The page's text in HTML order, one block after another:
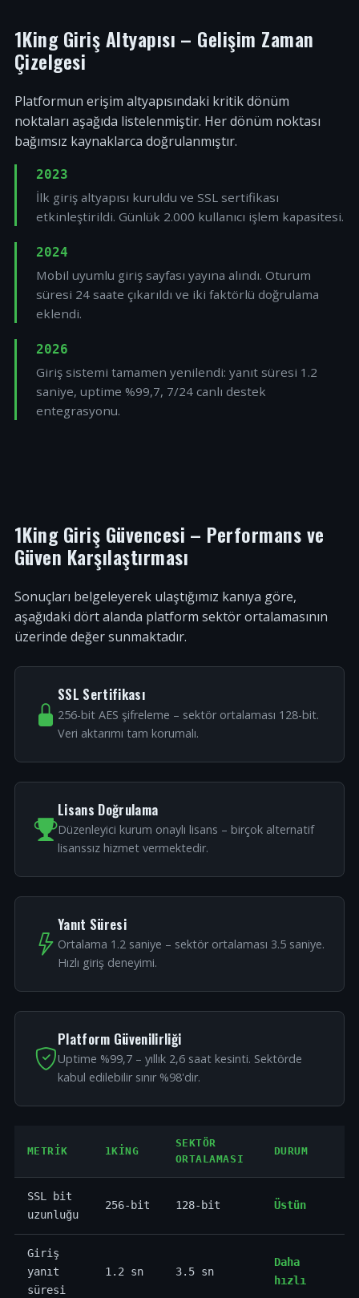
1King Giriş Altyapısı – Gelişim Zaman
Çizelgesi
Platformun erişim altyapısındaki kritik dönüm
noktaları aşağıda listelenmiştir. Her dönüm noktası
bağımsız kaynaklarca doğrulanmıştır.
2023
İlk giriş altyapısı kuruldu ve SSL sertifikası
etkinleştirildi. Günlük 2.000 kullanıcı işlem kapasitesi.
2024
Mobil uyumlu giriş sayfası yayına alındı. Oturum
süresi 24 saate çıkarıldı ve iki faktörlü doğrulama
eklendi.
2026
Giriş sistemi tamamen yenilendi: yanıt süresi 1.2
saniye, uptime %99,7, 7/24 canlı destek
entegrasyonu.
1King Giriş Güvencesi – Performans ve
Güven Karşılaştırması
Sonuçları belgeleyerek ulaştığımız kanıya göre,
aşağıdaki dört alanda platform sektör ortalamasının
üzerinde değer sunmaktadır.
SSL Sertifikası
256-bit AES şifreleme – sektör ortalaması 128-bit.
Veri aktarımı tam korumalı.
Lisans Doğrulama
Düzenleyici kurum onaylı lisans – birçok alternatif
lisanssız hizmet vermektedir.
Yanıt Süresi
Ortalama 1.2 saniye – sektör ortalaması 3.5 saniye.
Hızlı giriş deneyimi.
Platform Güvenilirliği
Uptime %99,7 – yıllık 2,6 saat kesinti. Sektörde
kabul edilebilir sınır %98'dir.
METRIK 1KING
SEKTÖR
ORTALAMASI
DURUM
SSL bit
uzunluğu
256-bit 128-bit Üstün
Giriş
yanıt
süresi
1.2 sn 3.5 sn
Daha
hızlı